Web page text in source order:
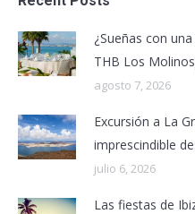
¿Sueñas con
THB Los
agosto 7, 2026
Excursión a La
imprescindible
julio 6, 2026
Las fiestas de